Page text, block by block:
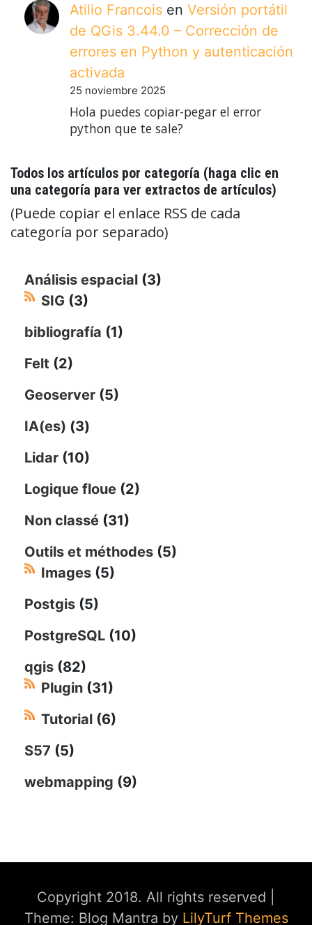
Atilio Francois en Versión portátil
de QGis 3.44.0 – Corrección de
errores en Python y autenticación
activada
25 noviembre 2025
Hola puedes copiar-pegar el error
python que te sale?
Todos los artículos por categoría (haga clic en
una categoría para ver extractos de artículos)
(Puede copiar el enlace RSS de cada
categoría por separado)
Análisis espacial (3)
SIG (3)
bibliografía (1)
Felt (2)
Geoserver (5)
IA(es) (3)
Lidar (10)
Logique floue (2)
Non classé (31)
Outils et méthodes (5)
Images (5)
Postgis (5)
PostgreSQL (10)
qgis (82)
Plugin (31)
Tutorial (6)
S57 (5)
webmapping (9)
Copyright 2018. All rights reserved
Theme: Blog Mantra by LilyTurf Themes